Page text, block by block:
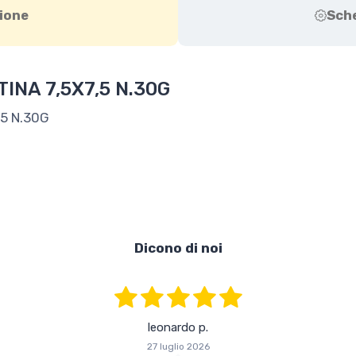
7,5X7,5 N.30G
N.30G
Dicono di noi
leonardo p.
27 luglio 2026